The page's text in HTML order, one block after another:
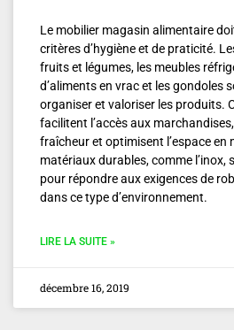
Le mobilier magasin alimentaire
critères d’hygiène et de praticité.
fruits et légumes, les meubles
d’aliments en vrac et les gondoles
organiser et valoriser les produits.
facilitent l’accès aux
fraîcheur et optimisent l’espace en
matériaux durables, comme l’inox,
pour répondre aux exigences de
dans ce type d’environnement.
LIRE LA SUITE »
décembre 16, 2019